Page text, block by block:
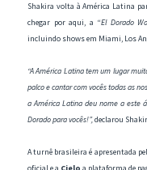
Shakira volta à América Latina
chegar por aqui, a “El Dorado
incluindo shows em Miami, Los
“A América Latina tem um lugar
palco e cantar com vocês todas as
a América Latina deu nome a este
Dorado para vocês!”,declarou
A turnê brasileira é apresentada